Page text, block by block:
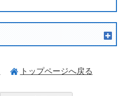
トップページへ戻る